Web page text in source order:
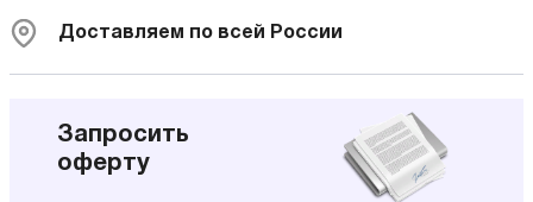
Доставляем по всей России
Запросить
оферту